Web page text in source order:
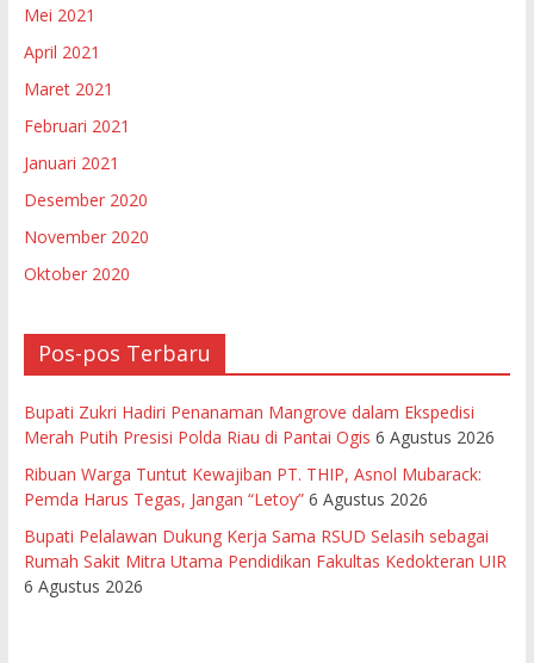
Mei 2021
April 2021
Maret 2021
Februari 2021
Januari 2021
Desember 2020
November 2020
Oktober 2020
Pos-pos Terbaru
Bupati Zukri Hadiri Penanaman Mangrove dalam Ekspedisi
Merah Putih Presisi Polda Riau di Pantai Ogis 6 Agustus 2026
Ribuan Warga Tuntut Kewajiban PT. THIP, Asnol Mubarack:
Pemda Harus Tegas, Jangan “Letoy” 6 Agustus 2026
Bupati Pelalawan Dukung Kerja Sama RSUD Selasih sebagai
Rumah Sakit Mitra Utama Pendidikan Fakultas Kedokteran UIR
6 Agustus 2026